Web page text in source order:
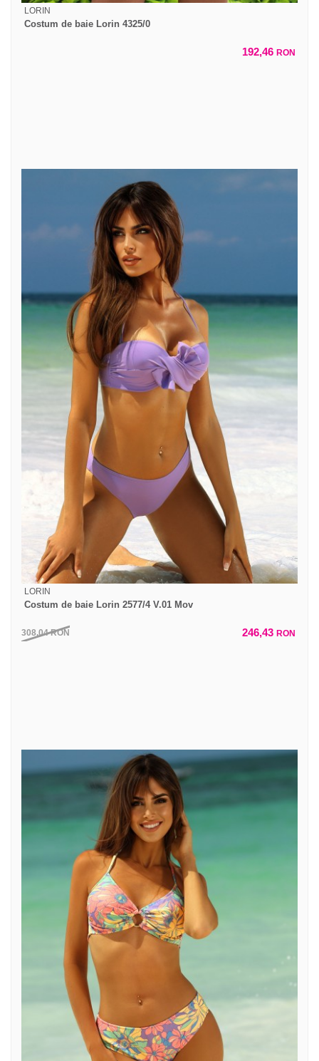
LORIN
Costum de baie Lorin 4325/0
192,46 RON
LORIN
Costum de baie Lorin 2577/4 V.01 Mov
308,04RON 246,43 RON